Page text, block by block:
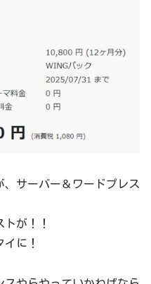
サーバー＆ワードプレス
が！！
に！